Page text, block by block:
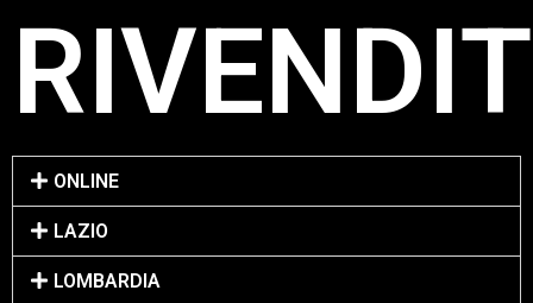
ONLINE
LAZIO
LOMBARDIA